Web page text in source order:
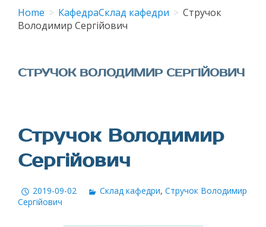
content
Home КафедраСклад кафедри
Стручок
Володимир Сергійович
СТРУЧОК ВОЛОДИМИР СЕРГІЙОВИЧ
Стручок Володимир
Сергійович
2019-09-02 Склад кафедри,Стручок Володимир
Сергійович